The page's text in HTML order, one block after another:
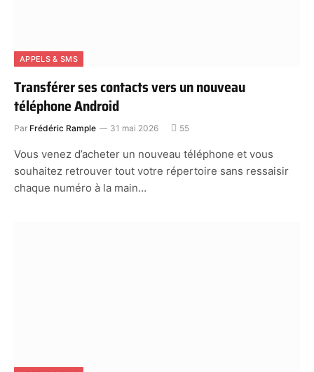
APPELS & SMS
Transférer ses contacts vers un nouveau
téléphone Android
Par Frédéric Rample 31 mai 2026 55
Vous venez d’acheter un nouveau téléphone et vous
souhaitez retrouver tout votre répertoire sans ressaisir
chaque numéro à la main…